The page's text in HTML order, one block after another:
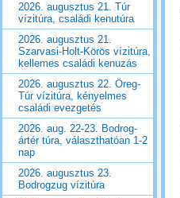
2026. augusztus 21. Túr
vízitúra, családi kenutúra
2026. augusztus 21.
Szarvasi-Holt-Körös vízitúra,
kellemes családi kenuzás
2026. augusztus 22. Öreg-
Túr vízitúra, kényelmes
családi evezgetés
2026. aug. 22-23. Bodrog-
ártér túra, választhatóan 1-2
nap
2026. augusztus 23.
Bodrogzug vízitúra